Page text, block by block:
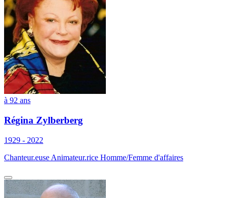
à 92 ans
Régina Zylberberg
1929 - 2022
Chanteur.euse Animateur.rice Homme/Femme d'affaires